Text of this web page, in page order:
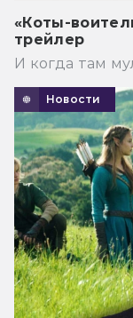
«Коты-
трейлер
И когда там
Новости